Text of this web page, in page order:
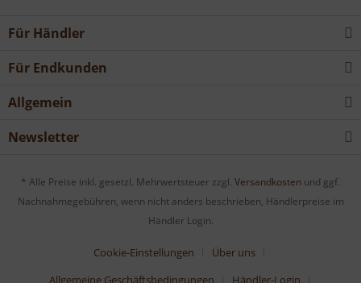
Für Händler
Für Endkunden
Allgemein
Newsletter
* Alle Preise inkl. gesetzl. Mehrwertsteuer zzgl. Versandkosten und ggf.
Nachnahmegebühren, wenn nicht anders beschrieben, Händlerpreise im
Händler Login.
Cookie-Einstellungen
Über uns
Allgemeine Geschäftsbedingungen
Händler-Login